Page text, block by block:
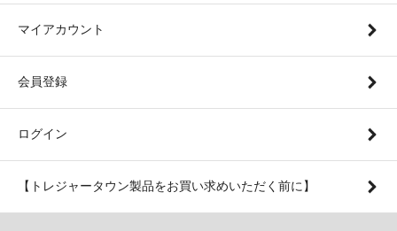
マイアカウント
会員登録
ログイン
【トレジャータウン製品をお買い求めいただく前に】